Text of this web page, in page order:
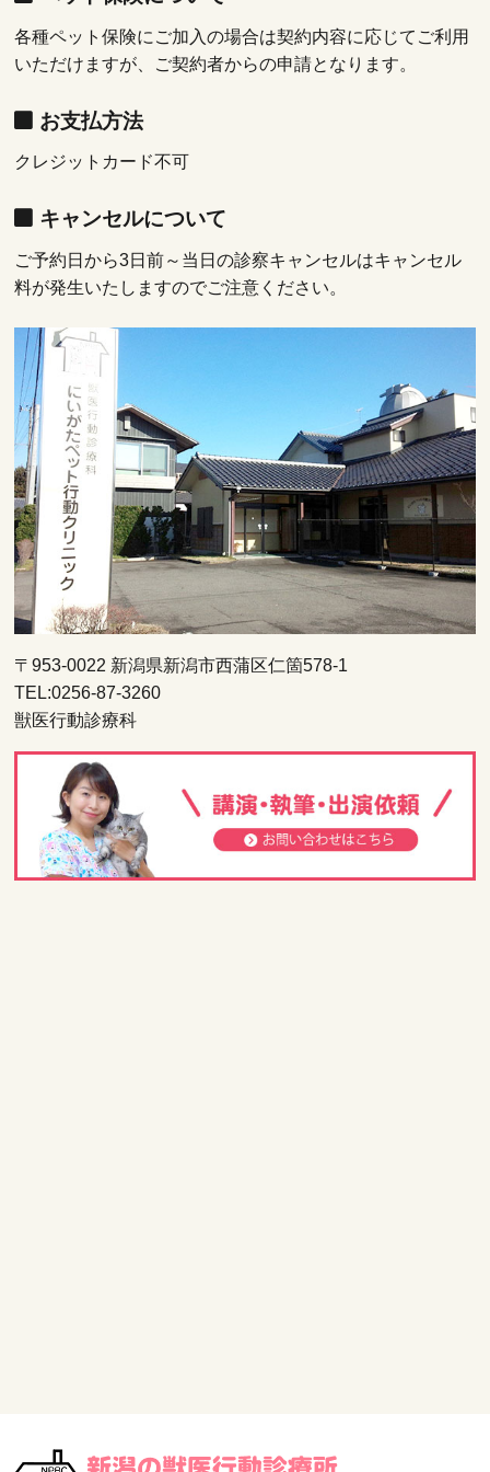
各種ペット保険にご加入の場合は契約内容に応じてご利用
いただけますが、ご契約者からの申請となります。
お支払方法
クレジットカード不可
キャンセルについて
ご予約日から3日前～当日の診察キャンセルはキャンセル
料が発生いたしますのでご注意ください。
〒953-0022 新潟県新潟市西蒲区仁箇578-1
TEL:0256-87-3260
獣医行動診療科